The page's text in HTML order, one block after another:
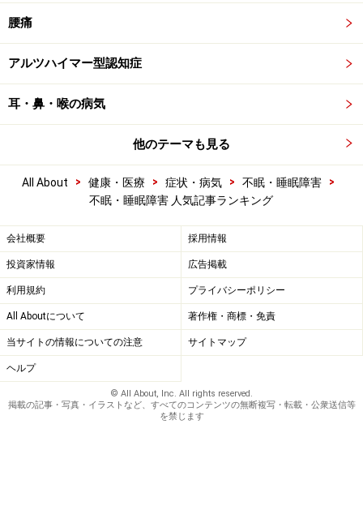
腰痛
アルツハイマー型認知症
耳・鼻・喉の病気
他のテーマも見る
All About > 健康・医療 > 症状・病気 > 不眠・睡眠障害
>
不眠・睡眠障害 人気記事ランキング
会社概要 採用情報
投資家情報 広告掲載
利用規約 プライバシーポリシー
All Aboutについて 著作権・商標・免責
当サイトの情報についての注意 サイトマップ
ヘルプ
© All About, Inc. All rights reserved.
掲載の記事・写真・イラストなど、すべてのコンテンツの無断複写・転載・公衆送信等
を禁じます